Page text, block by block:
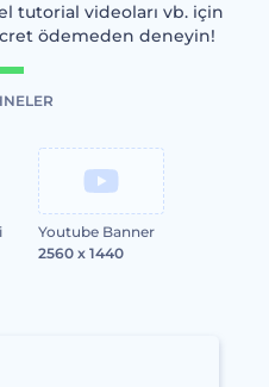
tutorial videoları vb. için
ödemeden deneyin!
Youtube Banner
2560 x 1440